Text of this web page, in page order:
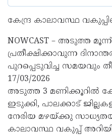
കേന്ദ്ര കാലാവസ്ഥ
NOWCAST – അടുത്ത
പ്രതീക്ഷിക്കാവുന്ന
പുറപ്പെടുവിച്ച സമയവും
17/03/2026
അടുത്ത 3 മണിക്കൂറിൽ
ഇടുക്കി, പാലക്കാട്
നേരിയ മഴയ്ക്കു
കാലാവസ്ഥ വകുപ്പ്